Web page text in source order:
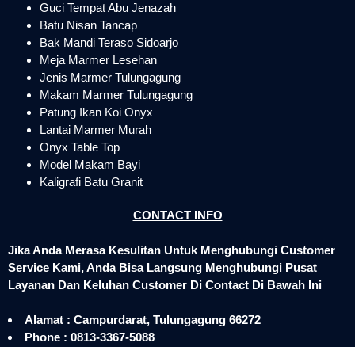
Guci Tempat Abu Jenazah
Batu Nisan Tancap
Bak Mandi Teraso Sidoarjo
Meja Marmer Lesehan
Jenis Marmer Tulungagung
Makam Marmer Tulungagung
Patung Ikan Koi Onyx
Lantai Marmer Murah
Onyx Table Top
Model Makam Bayi
Kaligrafi Batu Granit
CONTACT INFO
Jika Anda Merasa Kesulitan Untuk Menghubungi Customer
Service Kami, Anda Bisa Langsung Menghubungi Pusat
Layanan Dan Keluhan Customer Di Contact Di Bawah Ini
Alamat : Campurdarat, Tulungagung 66272
Phone : 0813-3367-5088